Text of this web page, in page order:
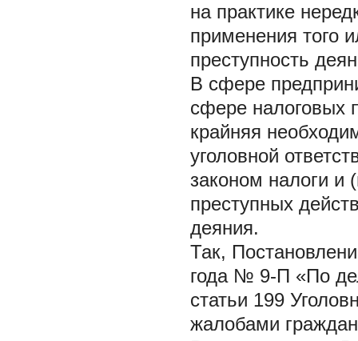
на практике
применения того
преступность
В сфере
сфере налоговых
крайняя
уголовной
законом налоги и
преступных
деяния.
Так,
года № 9-П «По
статьи 199
жалобами